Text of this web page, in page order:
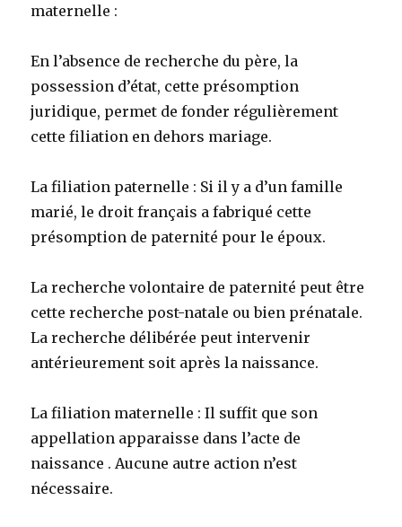
maternelle :
En l’absence de recherche du père, la
possession d’état, cette présomption
juridique, permet de fonder régulièrement
cette filiation en dehors mariage.
La filiation paternelle : Si il y a d’un famille
marié, le droit français a fabriqué cette
présomption de paternité pour le époux.
La recherche volontaire de paternité peut être
cette recherche post-natale ou bien prénatale.
La recherche délibérée peut intervenir
antérieurement soit après la naissance.
La filiation maternelle : Il suffit que son
appellation apparaisse dans l’acte de
naissance . Aucune autre action n’est
nécessaire.